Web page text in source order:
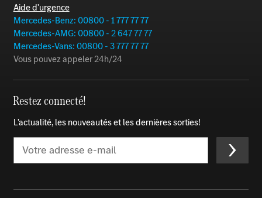
Aide d'urgence
Mercedes-Benz: 00800 - 1 777 77 77
Mercedes-AMG: 00800 - 2 647 77 77
Mercedes-Vans: 00800 - 3 777 77 77
Vous pouvez appeler 24h/24
Restez connecté!
L'actualité, les nouveautés et les dernières sorties!
Email